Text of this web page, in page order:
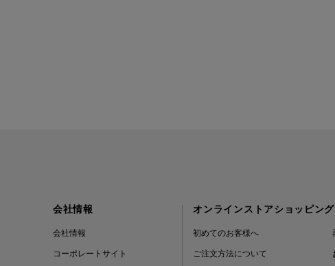
会社情報
会社情報
コーポレートサイト
オンラインストアショッピン
初めてのお客様へ
ご注文方法について